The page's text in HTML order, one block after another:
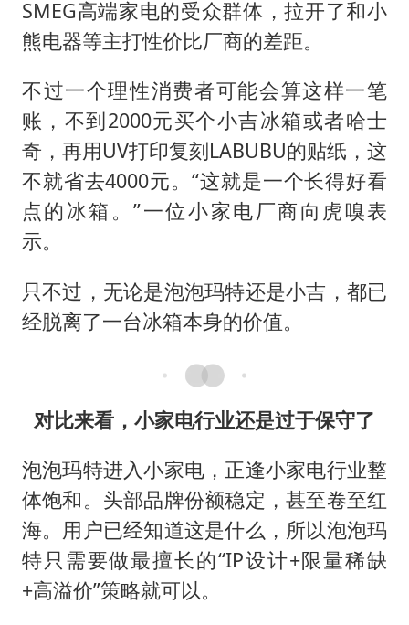
SMEG高端家电的受众群体，拉开了和小
熊电器等主打性价比厂商的差距。
不过一个理性消费者可能会算这样一笔
账，不到2000元买个小吉冰箱或者哈士
奇，再用UV打印复刻LABUBU的贴纸，这
不就省去4000元。“这就是一个长得好看
点的冰箱。”一位小家电厂商向虎嗅表
示。
只不过，无论是泡泡玛特还是小吉，都已
经脱离了一台冰箱本身的价值。
对比来看，小家电行业还是过于保守了
泡泡玛特进入小家电，正逢小家电行业整
体饱和。头部品牌份额稳定，甚至卷至红
海。用户已经知道这是什么，所以泡泡玛
特只需要做最擅长的“IP设计+限量稀缺
+高溢价”策略就可以。